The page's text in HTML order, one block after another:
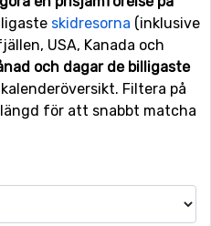
skidresorna (inklusive
USA, Kanada och
och dagar de billigaste
Filtera på
för att snabbt matcha